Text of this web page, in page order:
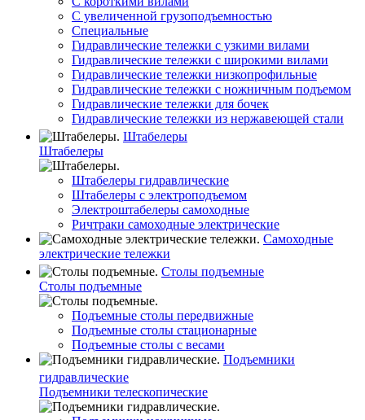
С увеличенной грузоподъемностью
Специальные
Гидравлические тележки с узкими вилами
Гидравлические тележки с широкими вилами
Гидравлические тележки низкопрофильные
Гидравлические тележки с ножничным подъемом
Гидравлические тележки для бочек
Гидравлические тележки из нержавеющей стали
Штабелеры
Штабелеры
Штабелеры гидравлические
Штабелеры с электроподъемом
Электроштабелеры самоходные
Ричтраки самоходные электрические
Самоходные
электрические тележки
Столы подъемные
Столы подъемные
Подъемные столы передвижные
Подъемные столы стационарные
Подъемные столы с весами
Подъемники
гидравлические
Подъемники телескопические